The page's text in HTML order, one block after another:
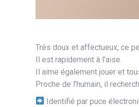
Très doux et affectueux, ce
Il est rapidement à l’aise.
Il aime également jouer et
Proche de l’humain, il
Identifié par puce